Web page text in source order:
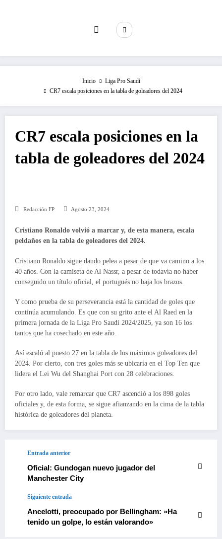
Inicio
Liga Pro Saudí
CR7 escala posiciones en la tabla de goleadores del 2024
CR7 escala posiciones en la
tabla de goleadores del 2024
Redacción FP Agosto 23, 2024
Cristiano Ronaldo volvió a marcar y, de esta manera, escala
peldaños en la tabla de goleadores del 2024.
Cristiano Ronaldo sigue dando pelea a pesar de que va camino a los
40 años. Con la camiseta de Al Nassr, a pesar de todavía no haber
conseguido un título oficial, el portugués no baja los brazos.
Y como prueba de su perseverancia está la cantidad de goles que
continúa acumulando. Es que con su grito ante el Al Raed en la
primera jornada de la Liga Pro Saudí 2024/2025, ya son 16 los
tantos que ha cosechado en este año.
Así escaló al puesto 27 en la tabla de los máximos goleadores del
2024. Por cierto, con tres goles más se ubicaría en el Top Ten que
lidera el Lei Wu del Shanghai Port con 28 celebraciones.
Por otro lado, vale remarcar que CR7 ascendió a los 898 goles
oficiales y, de esta forma, se sigue afianzando en la cima de la tabla
histórica de goleadores del planeta.
Entrada anterior
Oficial: Gundogan nuevo jugador del
Manchester City
Siguiente entrada
Ancelotti, preocupado por Bellingham: »Ha
tenido un golpe, lo están valorando»